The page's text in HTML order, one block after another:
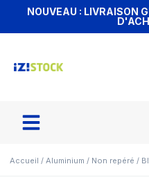
NOUVEAU : LIVRAISON
Accueil / Aluminium / Non repéré /